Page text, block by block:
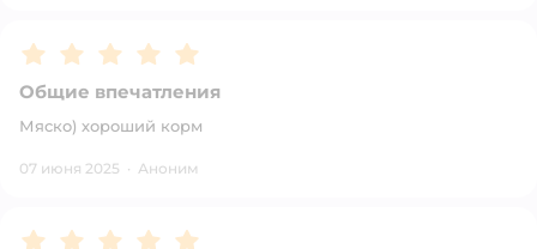
Рейтинг:5
Общие впечатления
Мяско) хороший корм
07 июня 2025 · Аноним
Рейтинг:5